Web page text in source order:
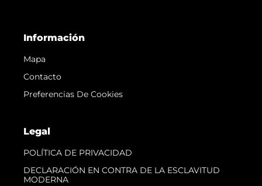
Información
Mapa
Contacto
Preferencias De Cookies
Legal
POLÍTICA DE PRIVACIDAD
DECLARACIÓN EN CONTRA DE LA ESCLAVITUD
MODERNA